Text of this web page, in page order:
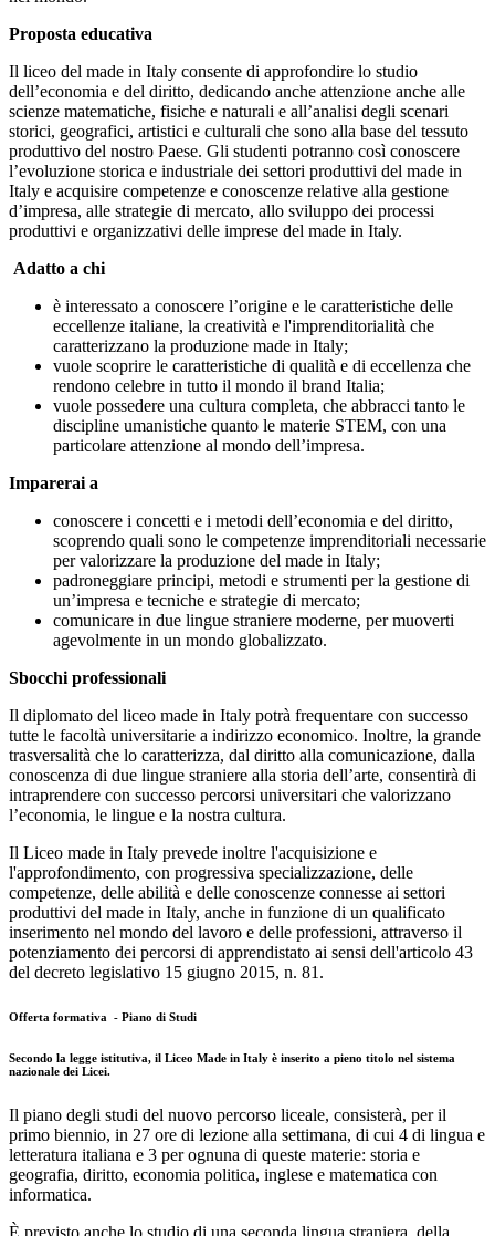
Proposta educativa
Il liceo del made in Italy consente di approfondire lo studio
dell’economia e del diritto, dedicando anche attenzione anche alle
scienze matematiche, fisiche e naturali e all’analisi degli scenari
storici, geografici, artistici e culturali che sono alla base del tessuto
produttivo del nostro Paese. Gli studenti potranno così conoscere
l’evoluzione storica e industriale dei settori produttivi del made in
Italy e acquisire competenze e conoscenze relative alla gestione
d’impresa, alle strategie di mercato, allo sviluppo dei processi
produttivi e organizzativi delle imprese del made in Italy.
Adatto a chi
è interessato a conoscere l’origine e le caratteristiche delle
eccellenze italiane, la creatività e l'imprenditorialità che
caratterizzano la produzione made in Italy;
vuole scoprire le caratteristiche di qualità e di eccellenza che
rendono celebre in tutto il mondo il brand Italia;
vuole possedere una cultura completa, che abbracci tanto le
discipline umanistiche quanto le materie STEM, con una
particolare attenzione al mondo dell’impresa.
Imparerai a
conoscere i concetti e i metodi dell’economia e del diritto,
scoprendo quali sono le competenze imprenditoriali necessarie
per valorizzare la produzione del made in Italy;
padroneggiare principi, metodi e strumenti per la gestione di
un’impresa e tecniche e strategie di mercato;
comunicare in due lingue straniere moderne, per muoverti
agevolmente in un mondo globalizzato.
Sbocchi professionali
Il diplomato del liceo made in Italy potrà frequentare con successo
tutte le facoltà universitarie a indirizzo economico. Inoltre, la grande
trasversalità che lo caratterizza, dal diritto alla comunicazione, dalla
conoscenza di due lingue straniere alla storia dell’arte, consentirà di
intraprendere con successo percorsi universitari che valorizzano
l’economia, le lingue e la nostra cultura.
Il Liceo made in Italy prevede inoltre l'acquisizione e
l'approfondimento, con progressiva specializzazione, delle
competenze, delle abilità e delle conoscenze connesse ai settori
produttivi del made in Italy, anche in funzione di un qualificato
inserimento nel mondo del lavoro e delle professioni, attraverso il
potenziamento dei percorsi di apprendistato ai sensi dell'articolo 43
del decreto legislativo 15 giugno 2015, n. 81.
Offerta formativa - Piano di Studi
Secondo la legge istitutiva, il Liceo Made in Italy è inserito a pieno titolo nel sistema
nazionale dei Licei.
Il piano degli studi del nuovo percorso liceale, consisterà, per il
primo biennio, in 27 ore di lezione alla settimana, di cui 4 di lingua e
letteratura italiana e 3 per ognuna di queste materie: storia e
geografia, diritto, economia politica, inglese e matematica con
informatica.
È previsto anche lo studio di una seconda lingua straniera, della